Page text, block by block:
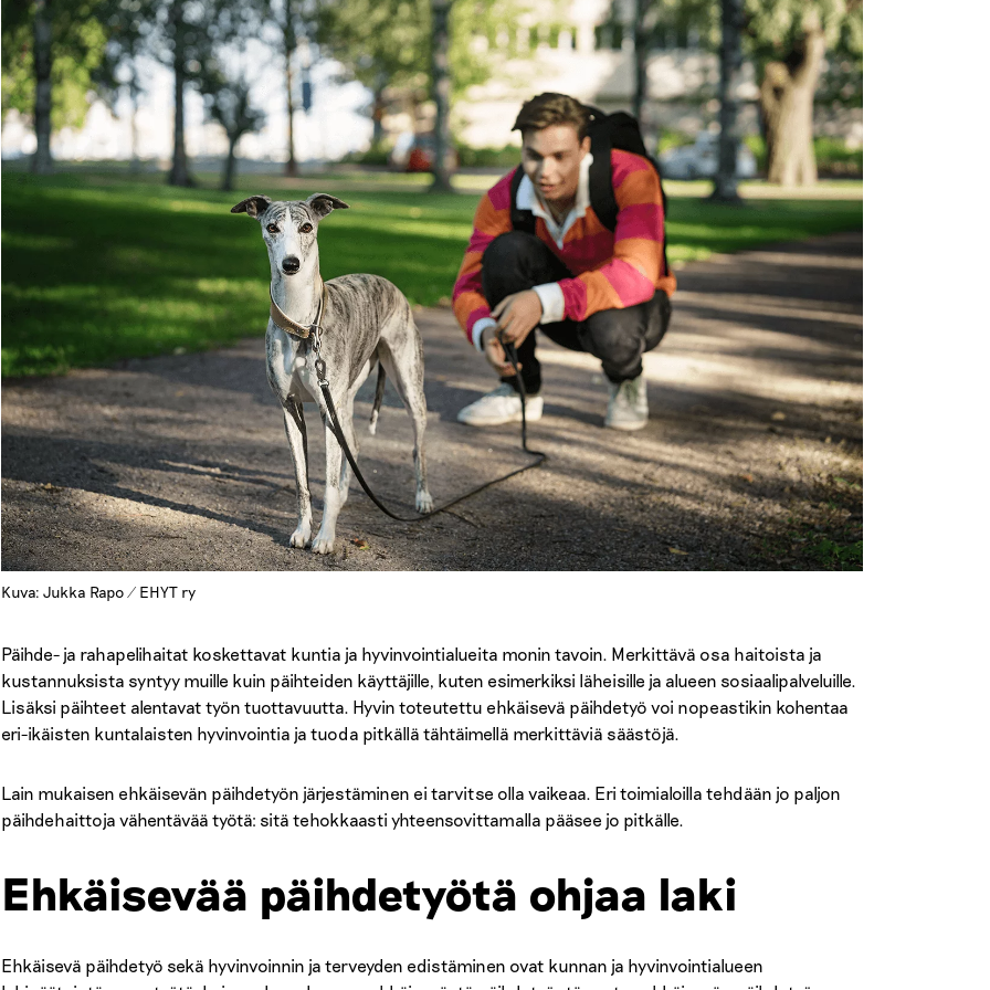
Kuva: Jukka Rapo / EHYT ry
Päihde- ja rahapelihaitat koskettavat kuntia ja hyvinvointialueita monin tavoin. Merkittävä osa haitoista ja
kustannuksista syntyy muille kuin päihteiden käyttäjille, kuten esimerkiksi läheisille ja alueen sosiaalipalveluille.
Lisäksi päihteet alentavat työn tuottavuutta. Hyvin toteutettu ehkäisevä päihdetyö voi nopeastikin kohentaa
eri-ikäisten kuntalaisten hyvinvointia ja tuoda pitkällä tähtäimellä merkittäviä säästöjä.
Lain mukaisen ehkäisevän päihdetyön järjestäminen ei tarvitse olla vaikeaa. Eri toimialoilla tehdään jo paljon
päihdehaittoja vähentävää työtä: sitä tehokkaasti yhteensovittamalla pääsee jo pitkälle.
Ehkäisevää päihdetyötä ohjaa laki
Ehkäisevä päihdetyö sekä hyvinvoinnin ja terveyden edistäminen ovat kunnan ja hyvinvointialueen